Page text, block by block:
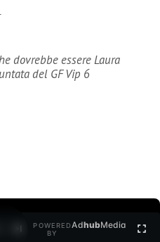
dovrebbe essere Laura
del GF Vip 6
POWERED
BY
AdhubMedia